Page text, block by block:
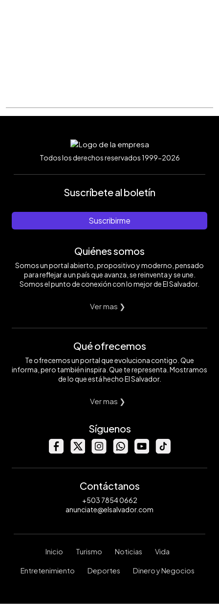
Todos los derechos reservados 1999-2026
Suscríbete al boletín
Suscribirme
Quiénes somos
Somos un portal abierto, propositivo y moderno, pensado
para reflejar a un país que avanza, se reinventa y se une.
Somos el punto de conexión con lo mejor de El Salvador.
Ver mas ❯
Qué ofrecemos
Te ofrecemos un portal que evoluciona contigo. Que
informa, pero también inspira. Que te representa. Mostramos
de lo que está hecho El Salvador.
Ver mas ❯
Síguenos
Contáctanos
+503 7854 0662
anunciate@elsalvador.com
Inicio Turismo Noticias Vida
Entretenimiento Deportes Dinero y Negocios